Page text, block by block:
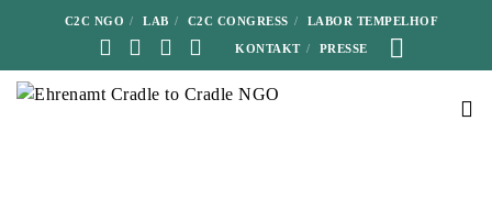
C2C NGO LAB C2C CONGRESS LABOR TEMPELHOF
KONTAKT PRESSE